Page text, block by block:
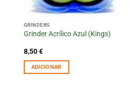
GRINDERS
Grinder Acrílico Azul (Kings)
8,50€
ADICIONAR